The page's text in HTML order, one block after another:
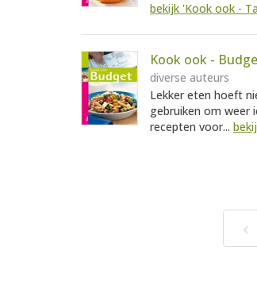
bekijk 'Kook ook -
Kook ook -
diverse auteurs
Lekker eten hoeft
gebruiken om weer
recepten voor...
‹